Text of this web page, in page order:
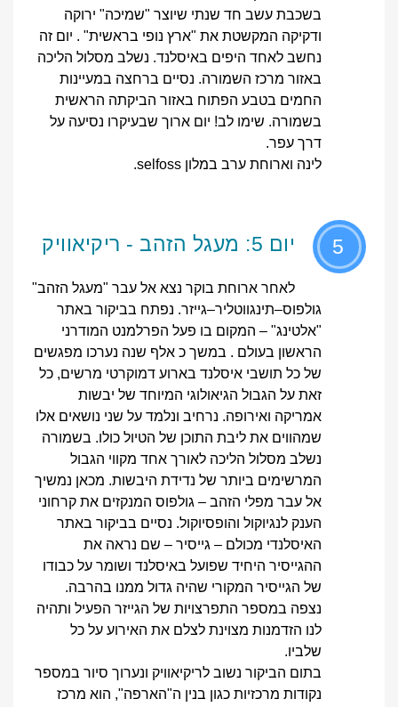
בשכבת עשב חד שנתי שיוצר "שמיכה" ירוקה
ודקיקה המקשטת את "ארץ נופי בראשית" . יום זה
נחשב לאחד היפים באיסלנד. נשלב מסלול הליכה
באזור מרכז השמורה. נסיים ברחצה במעיינות
החמים בטבע הפתוח באזור הביקתה הראשית
בשמורה. שימו לב! יום ארוך שבעיקרו נסיעה על
דרך עפר.
לינה וארוחת ערב במלון selfoss.
5 יום 5: מעגל הזהב - ריקיאוויק
לאחר ארוחת בוקר נצא אל עבר "מעגל הזהב"
גולפוס–תינגווטליר–גייזר. נפתח בביקור באתר
"אלטינג" – המקום בו פעל הפרלמנט המודרני
הראשון בעולם . במשך כ אלף שנה נערכו מפגשים
של כל תושבי איסלנד בארוע דמוקרטי מרשים, כל
זאת על הגבול הגיאולוגי המיוחד של יבשות
אמריקה ואירופה. נרחיב ונלמד על שני נושאים אלו
שמהווים את ליבת התוכן של הטיול כולו. בשמורה
נשלב מסלול הליכה לאורך אחד מקווי הגבול
המרשימים ביותר של נדידת היבשות. מכאן נמשיך
אל עבר מפלי הזהב – גולפוס המנקזים את קרחוני
הענק לנגיוקול והופסיוקול. נסיים בביקור באתר
האיסלנדי מכולם – גייסיר – שם נראה את
ההגייסיר היחיד שפועל באיסלנד ושומר על כבודו
של הגייסיר המקורי שהיה גדול ממנו בהרבה.
נצפה במספר התפרצויות של הגייזר הפעיל ותהיה
לנו הזדמנות מצוינת לצלם את האירוע על כל
שלביו.
בתום הביקור נשוב לריקיאוויק ונערוך סיור במספר
נקודות מרכזיות כגון בנין ה"הארפה", הוא מרכז